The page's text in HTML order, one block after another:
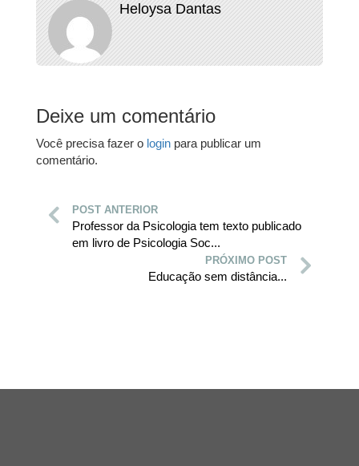
Heloysa Dantas
Deixe um comentário
Você precisa fazer o login para publicar um
comentário.
POST ANTERIOR
Professor da Psicologia tem texto publicado
em livro de Psicologia Soc...
PRÓXIMO POST
Educação sem distância...